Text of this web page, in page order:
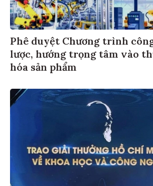
Phê duyệt Chương trình
lược, hướng trọng tâm vào
hóa sản phẩm